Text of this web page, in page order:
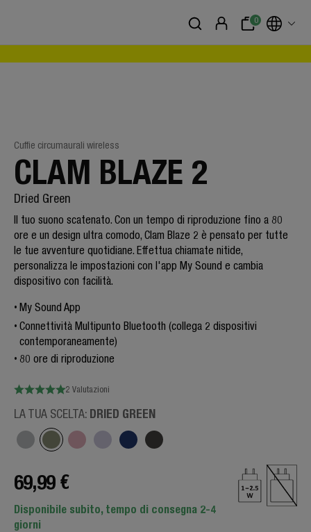
0
Cuffie circumaurali wireless
CLAM BLAZE 2
Dried Green
Il tuo suono scatenato. Con un tempo di riproduzione fino a 80
ore e un design ultra comodo, Clam Blaze 2 è pensato per tutte
le tue avventure quotidiane. Effettua chiamate nitide,
personalizza le impostazioni con l'app My Sound e cambia
dispositivo con facilità.
My Sound App
Connettività Multipunto Bluetooth (collega 2 dispositivi
contemporaneamente)
80 ore di riproduzione
2 Valutazioni
LA TUA SCELTA: DRIED GREEN
69,99 €
Disponibile subito, tempo di consegna 2-4
giorni